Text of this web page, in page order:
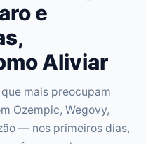
e
Aliviar
mais preocupam
Ozempic, Wegovy,
— nos primeiros dias,